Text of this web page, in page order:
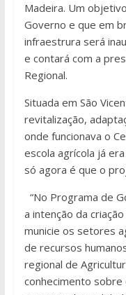
Madeira. Um
Governo e que em
infraestrura será
e contará com a
Regional.
Situada em São
revitalização,
onde funcionava o
escola agrícola já
só agora é que o
“No Programa de
a intenção da
municie os setores
de recursos
regional de
conhecimento